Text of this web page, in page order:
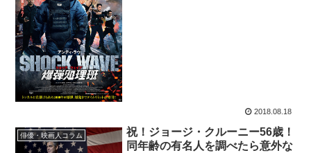
2018.08.18
俳優・映画人コラム
祝！ジョージ・クルーニー56歳！
同年齢の有名人を調べたら意外な